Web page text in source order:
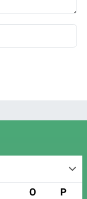
O P